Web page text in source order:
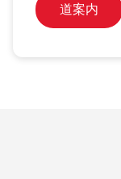
道案内